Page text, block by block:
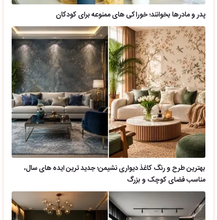
پدر و مادرها بخوانند؛ خوراکی های ممنوعه برای کودکان
بهترین طرح و رنگ کاغذ دیواری نشیمن؛ جدید ترین ایده های سال،
مناسب فضای کوچک و بزرگ